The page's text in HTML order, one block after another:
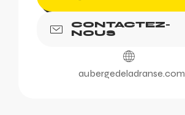
CONTACTEZ-
NOUS
aubergedeladranse.com